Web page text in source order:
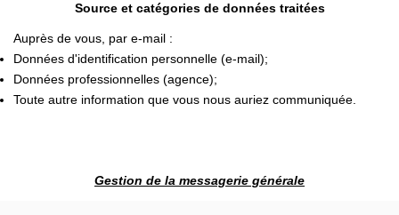
Source et catégories de données traitées
Auprès de vous, par e-mail :
Données d'identification personnelle (e-mail);
Données professionnelles (agence);
Toute autre information que vous nous auriez communiquée.
Gestion de la messagerie générale